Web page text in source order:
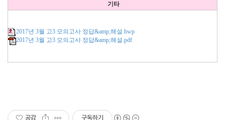
기타
2017년 3월 고3 모의고사 정답&amp;해설.hwp
2017년 3월 고3 모의고사 정답&amp;해설.pdf
공감 구독하기